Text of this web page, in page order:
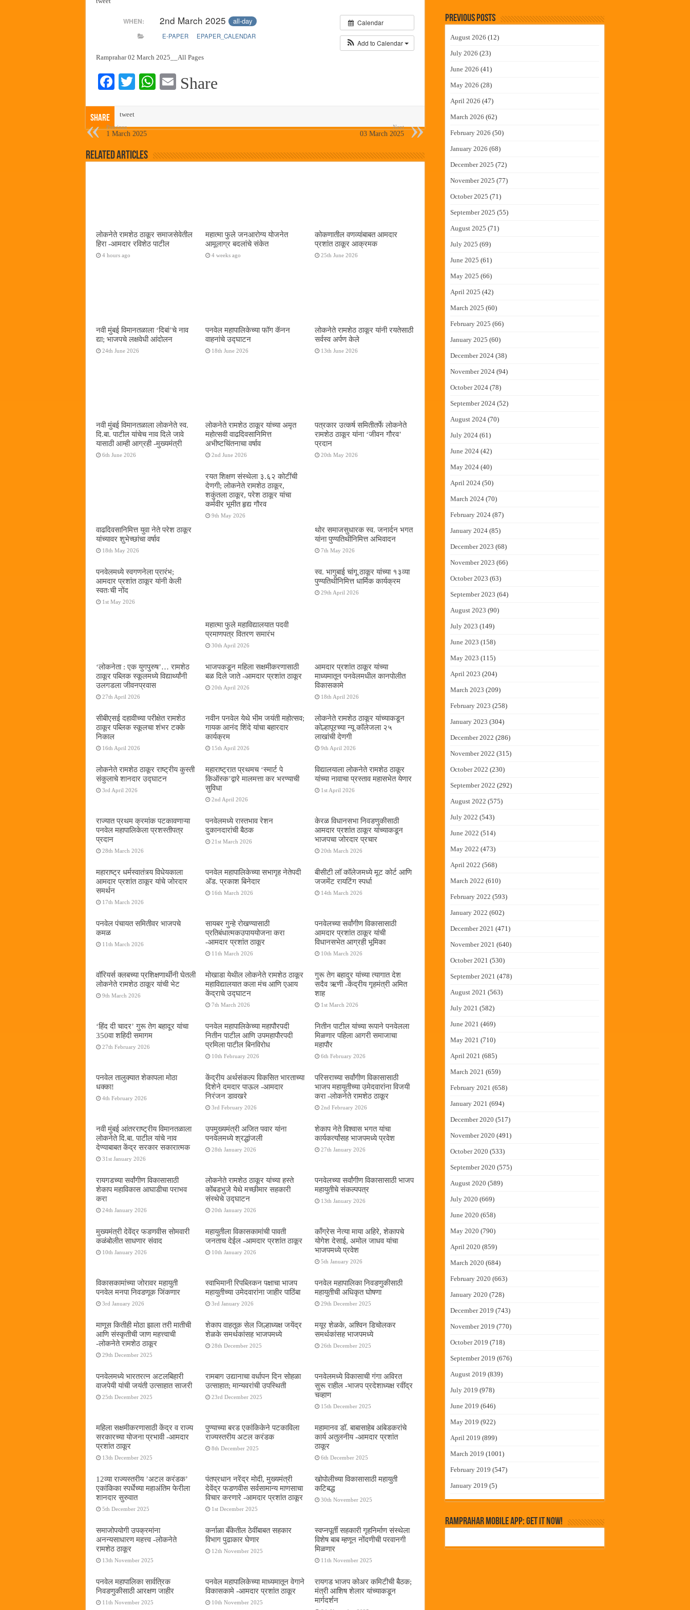
कामोठे येथे समाजोपयोगी वस्तूंच्या वाटपाचा उपक्रम
छत्रपती शिवाजी महाराज महाराजस्व समाधान शिबिरास पनवेलमध्ये उत्स्फूर्त प्रतिसाद
बाल्मर लॉरी आणि शेल इंडियातील कंत्राटी कामगारांना भरघोस पगारवाढ
Calendar
Add to Calendar
WHEN: 2nd March 2025 all-day
E-PAPER EPAPER_CALENDAR
Ramprahar 02 March 2025__All Pages
Fa
bo
ok
T
r
W
A
E
Share
Share tweet
Previous
1 March 2025
Next
03 March 2025
Related Articles
लोकनेते रामशेठ ठाकूर समाजसेवेतील
हिरा -आमदार रविशेठ पाटील
4 hours ago
महात्मा फुले जनआरोग्य योजनेत
आमूलाग्र बदलांचे संकेत
4 weeks ago
कोकणातील वणव्यांबाबत आमदार
प्रशांत ठाकूर आक्रमक
25th June 2026
नवी मुंबई विमानतळाला ‌‘दिबां‌’चे नाव
द्या; भाजपचे लक्षवेधी आंदोलन
24th June 2026
पनवेल महापालिकेच्या फॉग कॅनन
वाहनांचे उद्घाटन
18th June 2026
लोकनेते रामशेठ ठाकूर यांनी रयतेसाठी
सर्वस्व अर्पण केले
13th June 2026
नवी मुंबई विमानतळाला लोकनेते स्व.
दि.बा. पाटील यांचेच नाव दिले जावे
यासाठी आम्ही आग्रही -मुख्यमंत्री
6th June 2026
लोकनेते रामशेठ ठाकूर यांच्या अमृत
महोत्सवी वाढदिवसानिमित्त
अभीष्टचिंतनाचा वर्षाव
2nd June 2026
पत्रकार उत्कर्ष समितीतर्फे लोकनेते
रामशेठ ठाकूर यांना ‌‘जीवन गौरव‌’
प्रदान
20th May 2026
वाढदिवसानिमित्त युवा नेते परेश ठाकूर
यांच्यावर शुभेच्छांचा वर्षाव
18th May 2026
रयत शिक्षण संस्थेला ३.६२ कोटींची
देणगी; लोकनेते रामशेठ ठाकूर,
शकुंतला ठाकूर, परेश ठाकूर यांचा
कर्मवीर भूमीत हृद्य गौरव
9th May 2026
थोर समाजसुधारक स्व. जनार्दन भगत
यांना पुण्यतिथीनिमित्त अभिवादन
7th May 2026
पनवेलमध्ये स्वगणनेला प्रारंभ;
आमदार प्रशांत ठाकूर यांनी केली
स्वतःची नोंद
1st May 2026
महात्मा फुले महाविद्यालयात पदवी
प्रमाणपत्र वितरण समारंभ
30th April 2026
स्व. भागुबाई चांगू ठाकूर यांच्या १३व्या
पुण्यतिथीनिमित्त धार्मिक कार्यक्रम
29th April 2026
‌‘लोकनेता : एक युगपुरुष‌’… रामशेठ
ठाकूर पब्लिक स्कूलमध्ये विद्यार्थ्यांनी
उलगडला जीवनप्रवास
27th April 2026
भाजपकडून महिला सक्षमीकरणासाठी
बळ दिले जाते -आमदार प्रशांत ठाकूर
20th April 2026
आमदार प्रशांत ठाकूर यांच्या
माध्यमातून पनवेलमधील कानपोलीत
विकासकामे
18th April 2026
सीबीएसई दहावीच्या परीक्षेत रामशेठ
ठाकूर पब्लिक स्कूलचा शंभर टक्के
निकाल
16th April 2026
नवीन पनवेल येथे भीम जयंती महोत्सव;
गायक आनंद शिंदे यांचा बहारदार
कार्यक्रम
15th April 2026
लोकनेते रामशेठ ठाकूर यांच्याकडून
कोल्हापूरच्या न्यू कॉलेजला २५
लाखांची देणगी
9th April 2026
लोकनेते रामशेठ ठाकूर राष्ट्रीय कुस्ती
संकुलाचे शानदार उद्घाटन
3rd April 2026
महाराष्ट्रात प्रथमच ‌‘स्मार्ट पे
किऑस्क‌’द्वारे मालमत्ता कर भरण्याची
सुविधा
2nd April 2026
विद्यालयाला लोकनेते रामशेठ ठाकूर
यांच्या नावाचा प्रस्ताव महासभेत येणार
1st April 2026
राज्यात प्रथम क्रमांक पटकावणाऱ्या
पनवेल महापालिकेला प्रशस्तीपत्र
प्रदान
28th March 2026
पनवेलमध्ये रास्तभाव रेशन
दुकानदारांची बैठक
21st March 2026
केरळ विधानसभा निवडणुकीसाठी
आमदार प्रशांत ठाकूर यांच्याकडून
भाजपचा जोरदार प्रचार
20th March 2026
महाराष्ट्र धर्मस्वातंत्र्य विधेयकाला
आमदार प्रशांत ठाकूर यांचे जोरदार
समर्थन
17th March 2026
पनवेल महापालिकेच्या सभागृह नेतेपदी
अ‍ॅड. प्रकाश बिनेदार
16th March 2026
बीसीटी लॉ कॉलेजमध्ये मूट कोर्ट आणि
जजमेंट रायटिंग स्पर्धा
14th March 2026
पनवेल पंचायत समितीवर भाजपचे
कमळ
11th March 2026
सायबर गुन्हे रोखण्यासाठी
प्रतिबंधात्मकउपाययोजना करा
-आमदार प्रशांत ठाकूर
11th March 2026
पनवेलच्या सर्वांगीण विकासासाठी
आमदार प्रशांत ठाकूर यांची
विधानसभेत आग्रही भूमिका
10th March 2026
वॉरियर्स क्लबच्या प्रशिक्षणार्थींनी घेतली
लोकनेते रामशेठ ठाकूर यांची भेट
9th March 2026
मोखाडा येथील लोकनेते रामशेठ ठाकूर
महाविद्यालयात कला मंच आणि एआय
केंद्राचे उद्घाटन
7th March 2026
गुरू तेग बहादुर यांच्या त्यागात देश
सदैव ऋणी -केंद्रीय गृहमंत्री अमित
शाह
1st March 2026
‘हिंद दी चादर’ गुरू तेग बहादूर यांचा
350वा शहिदी समागम
27th February 2026
पनवेल महापालिकेच्या महापौरपदी
नितीन पाटील आणि उपमहापौरपदी
प्रमिला पाटील बिनविरोध
10th February 2026
नितीन पाटील यांच्या रूपाने पनवेलला
मिळणार पहिला आगरी समाजाचा
महापौर
6th February 2026
पनवेल तालुक्यात शेकापला मोठा
धक्का!
4th February 2026
केंद्रीय अर्थसंकल्प विकसित भारताच्या
दिशेने दमदार पाऊल -आमदार
निरंजन डावखरे
3rd February 2026
परिसराच्या सर्वांगीण विकासासाठी
भाजप महायुतीच्या उमेदवारांना विजयी
करा -लोकनेते रामशेठ ठाकूर
2nd February 2026
नवी मुंबई आंतरराष्ट्रीय विमानतळाला
लोकनेते दि.बा. पाटील यांचे नाव
देण्याबाबत केंद्र सरकार सकारात्मक
31st January 2026
उपमुख्यमंत्री अजित पवार यांना
पनवेलमध्ये श्रद्धांजली
28th January 2026
शेकाप नेते विश्वास भगत यांचा
कार्यकर्त्यांसह भाजपमध्ये प्रवेश
27th January 2026
रायगडच्या सर्वांगीण विकासासाठी
शेकाप महाविकास आघाडीचा पराभव
करा
24th January 2026
लोकनेते रामशेठ ठाकूर यांच्या हस्ते
कोंबडभुजे येथे मच्छीमार सहकारी
संस्थेचे उद्घाटन
20th January 2026
पनवेलच्या सर्वांगीण विकासासाठी भाजप
महायुतीचे संकल्पपत्र
13th January 2026
मुख्यमंत्री देवेंद्र फडणवीस सोमवारी
कळंबोलीत साधणार संवाद
10th January 2026
महायुतीला विकासकामांची पावती
जनताच देईल -आमदार प्रशांत ठाकूर
10th January 2026
काँग्रेस नेत्या माया अहिरे, शेकापचे
योगेश देसाई, अमोल जाधव यांचा
भाजपमध्ये प्रवेश
5th January 2026
विकासकामांच्या जोरावर महायुती
पनवेल मनपा निवडणूक जिंकणार
3rd January 2026
स्वाभिमानी रिपब्लिकन पक्षाचा भाजप
महायुतीच्या उमेदवारांना जाहीर पाठिंबा
3rd January 2026
पनवेल महापालिका निवडणुकीसाठी
महायुतीची अधिकृत घोषणा
29th December 2025
माणूस कितीही मोठा झाला तरी मातीची
आणि संस्कृतीची जाण महत्त्वाची
-लोकनेते रामशेठ ठाकूर
29th December 2025
शेकाप वाहतूक सेल जिल्हाध्यक्ष जयेंद्र
शेळके समर्थकांसह भाजपमध्ये
28th December 2025
मयूर शेळके, अश्विन डिचोलकर
समर्थकांसह भाजपमध्ये
26th December 2025
पनवेलमध्ये भारतरत्न अटलबिहारी
वाजपेयी यांची जयंती उत्साहात साजरी
25th December 2025
रामबाग उद्यानाचा वर्धापन दिन सोहळा
उत्साहात; मान्यवरांची उपस्थिती
23rd December 2025
पनवेलमध्ये विकासाची गंगा अविरत
सुरू राहील -भाजप प्रदेशाध्यक्ष रवींद्र
चव्हाण
15th December 2025
महिला सक्षमीकरणासाठी केंद्र व राज्य
सरकारच्या योजना प्रभावी -आमदार
प्रशांत ठाकूर
13th December 2025
पुण्याच्या बरड एकांकिकेने पटकाविला
राज्यस्तरीय अटल करंडक
8th December 2025
महामानव डॉ. बाबासाहेब आंबेडकरांचे
कार्य अतुलनीय -आमदार प्रशांत
ठाकूर
6th December 2025
12व्या राज्यस्तरीय ’अटल करंडक’
एकांकिका स्पर्धेच्या महाअंतिम फेरीला
शानदार सुरुवात
5th December 2025
पंतप्रधान नरेंद्र मोदी, मुख्यमंत्री
देवेंद्र फडणवीस सर्वसामान्य माणसाचा
विचार करणारे -आमदार प्रशांत ठाकूर
1st December 2025
खोपोलीच्या विकासासाठी महायुती
कटिबद्ध
30th November 2025
समाजोपयोगी उपक्रमांना
अनन्यसाधारण महत्त्व -लोकनेते
रामशेठ ठाकूर
13th November 2025
कर्नाळा बँकेतील ठेवींबाबत सहकार
विभाग पुढाकार घेणार
12th November 2025
स्वप्नपूर्ती सहकारी गृहनिर्माण संस्थेला
विशेष बाब म्हणून नोंदणीची परवानगी
मिळणार
11th November 2025
पनवेल महापालिका सार्वत्रिक
निवडणुकीसाठी आरक्षण जाहीर
11th November 2025
पनवेल महापालिकेच्या माध्यमातून वेगाने
विकासकामे -आमदार प्रशांत ठाकूर
10th November 2025
रायगड भाजप कोअर कमिटीची बैठक;
मंत्री आशिष शेलार यांच्याकडून
मार्गदर्शन
Previous Posts
August 2026 (12)
July 2026 (23)
June 2026 (41)
May 2026 (28)
April 2026 (47)
March 2026 (62)
February 2026 (50)
January 2026 (68)
December 2025 (72)
November 2025 (77)
October 2025 (71)
September 2025 (55)
August 2025 (71)
July 2025 (69)
June 2025 (61)
May 2025 (66)
April 2025 (42)
March 2025 (60)
February 2025 (66)
January 2025 (60)
December 2024 (38)
November 2024 (94)
October 2024 (78)
September 2024 (52)
August 2024 (70)
July 2024 (61)
June 2024 (42)
May 2024 (40)
April 2024 (50)
March 2024 (70)
February 2024 (87)
January 2024 (85)
December 2023 (68)
November 2023 (66)
October 2023 (63)
September 2023 (64)
August 2023 (90)
July 2023 (149)
June 2023 (158)
May 2023 (115)
April 2023 (204)
March 2023 (209)
February 2023 (258)
January 2023 (304)
December 2022 (286)
November 2022 (315)
October 2022 (230)
September 2022 (292)
August 2022 (575)
July 2022 (543)
June 2022 (514)
May 2022 (473)
April 2022 (568)
March 2022 (610)
February 2022 (593)
January 2022 (602)
December 2021 (471)
November 2021 (640)
October 2021 (530)
September 2021 (478)
August 2021 (563)
July 2021 (582)
June 2021 (469)
May 2021 (710)
April 2021 (685)
March 2021 (659)
February 2021 (658)
January 2021 (694)
December 2020 (517)
November 2020 (491)
October 2020 (533)
September 2020 (575)
August 2020 (589)
July 2020 (669)
June 2020 (658)
May 2020 (790)
April 2020 (859)
March 2020 (684)
February 2020 (663)
January 2020 (728)
December 2019 (743)
November 2019 (770)
October 2019 (718)
September 2019 (676)
August 2019 (839)
July 2019 (978)
June 2019 (646)
May 2019 (922)
April 2019 (899)
March 2019 (1001)
February 2019 (547)
January 2019 (5)
RamPrahar Mobile App: Get it Now!